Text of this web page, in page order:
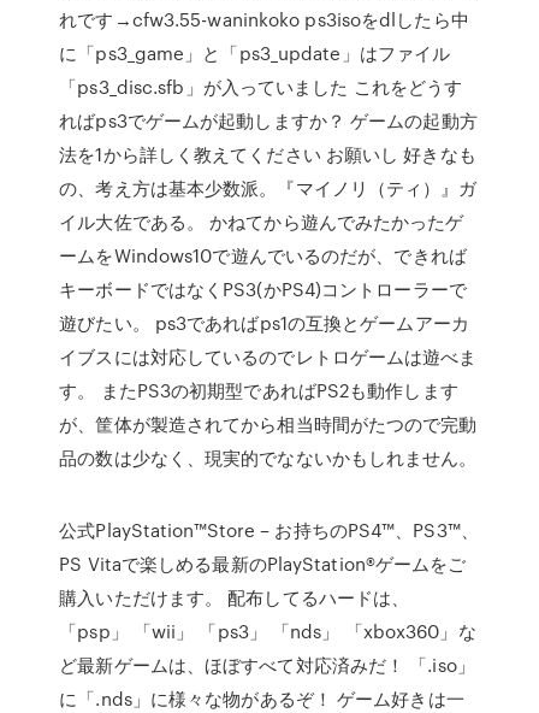
れです→cfw3.55-waninkoko ps3isoをdlしたら中
に「ps3_game」と「ps3_update」はファイル
「ps3_disc.sfb」が入っていました これをどうす
ればps3でゲームが起動しますか？ ゲームの起動方
法を1から詳しく教えてください お願いし 好きなも
の、考え方は基本少数派。『マイノリ（ティ）』ガ
イル大佐である。 かねてから遊んでみたかったゲ
ームをWindows10で遊んでいるのだが、できれば
キーボードではなくPS3(かPS4)コントローラーで
遊びたい。 ps3であればps1の互換とゲームアーカ
イブスには対応しているのでレトロゲームは遊べま
す。 またPS3の初期型であればPS2も動作します
が、筐体が製造されてから相当時間がたつので完動
品の数は少なく、現実的でなないかもしれません。
公式PlayStation™Store – お持ちのPS4™、PS3™、
PS Vitaで楽しめる最新のPlayStation®ゲームをご
購入いただけます。 配布してるハードは、
「psp」 「wii」 「ps3」 「nds」 「xbox360」な
ど最新ゲームは、ほぼすべて対応済みだ！ 「.iso」
に「.nds」に様々な物があるぞ！ ゲーム好きは一